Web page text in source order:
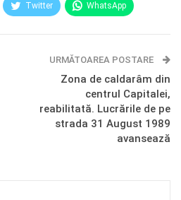
Twitter WhatsApp
URMĂTOAREA POSTARE
Zona de caldarâm din
centrul Capitalei,
reabilitată. Lucrările de pe
strada 31 August 1989
avansează